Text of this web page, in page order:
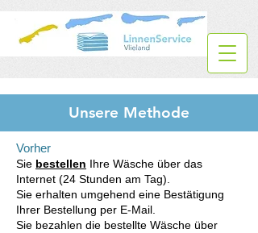
Unsere Methode
Vorher
Sie bestellen Ihre Wäsche über das
Internet (24 Stunden am Tag).
Sie erhalten umgehend eine Bestätigung
Ihrer Bestellung per E-Mail.
Sie bezahlen die bestellte Wäsche über